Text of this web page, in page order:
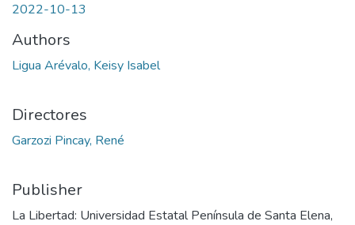
2022-10-13
Authors
Ligua Arévalo, Keisy Isabel
Directores
Garzozi Pincay, René
Publisher
La Libertad: Universidad Estatal Península de Santa Elena,